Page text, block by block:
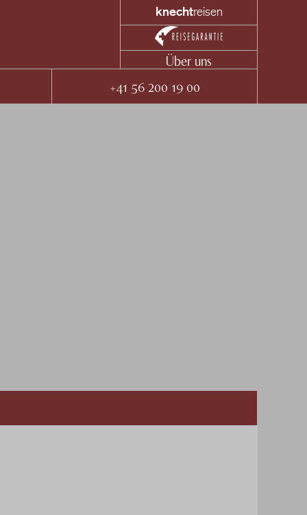
knechtreisen
Über uns
+41 56 200 19 00